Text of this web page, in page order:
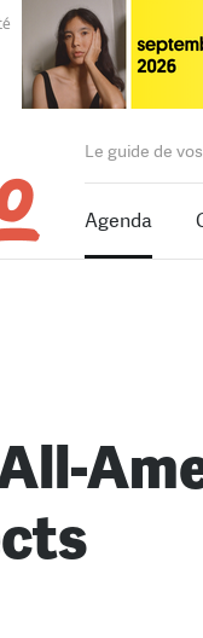
Le guide de
Agenda